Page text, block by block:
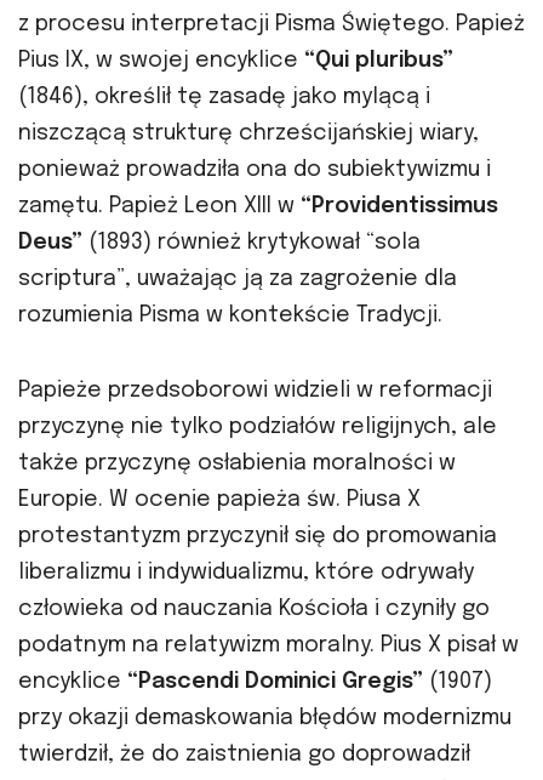
z procesu interpretacji Pisma Świętego. Papież
Pius IX, w swojej encyklice “Qui pluribus”
(1846), określił tę zasadę jako mylącą i
niszczącą strukturę chrześcijańskiej wiary,
ponieważ prowadziła ona do subiektywizmu i
zamętu. Papież Leon XIII w “Providentissimus
Deus” (1893) również krytykował “sola
scriptura”, uważając ją za zagrożenie dla
rozumienia Pisma w kontekście Tradycji.
Papieże przedsoborowi widzieli w reformacji
przyczynę nie tylko podziałów religijnych, ale
także przyczynę osłabienia moralności w
Europie. W ocenie papieża św. Piusa X
protestantyzm przyczynił się do promowania
liberalizmu i indywidualizmu, które odrywały
człowieka od nauczania Kościoła i czyniły go
podatnym na relatywizm moralny. Pius X pisał w
encyklice “Pascendi Dominici Gregis” (1907)
przy okazji demaskowania błędów modernizmu
twierdził, że do zaistnienia go doprowadził